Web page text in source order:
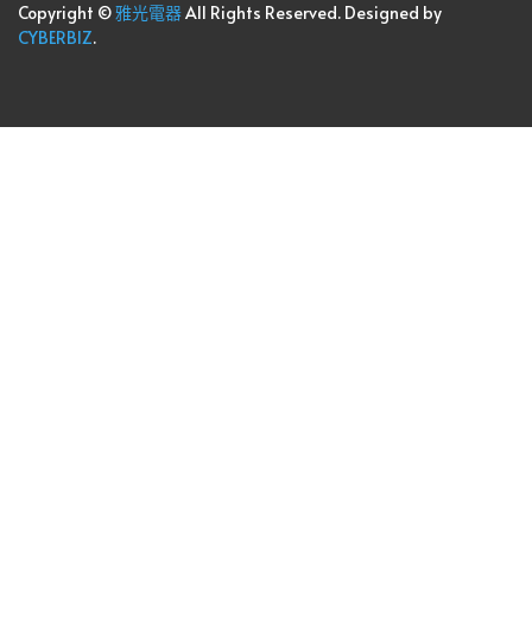
Copyright ©雅光電器All Rights Reserved. Designed by
CYBERBIZ.